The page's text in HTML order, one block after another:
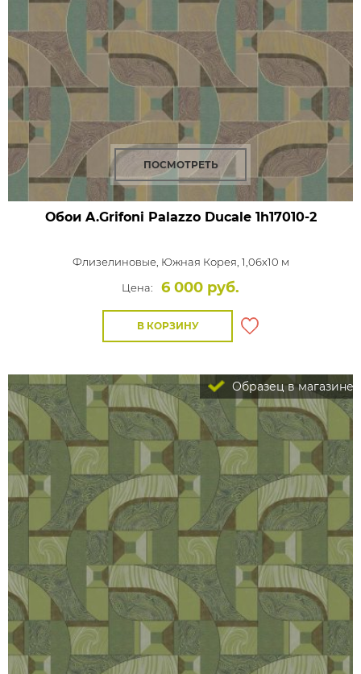
ПОСМОТРЕТЬ
Обои A.Grifoni Palazzo Ducale1h17010-2
Флизелиновые, Южная Корея, 1,06x10 м
Цена:
6 000 руб.
В КОРЗИНУ
Образец в магазине